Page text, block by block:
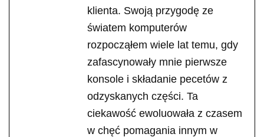
klienta. Swoją przygodę ze
światem komputerów
rozpocząłem wiele lat temu, gdy
zafascynowały mnie pierwsze
konsole i składanie pecetów z
odzyskanych części. Ta
ciekawość ewoluowała z czasem
w chęć pomagania innym w